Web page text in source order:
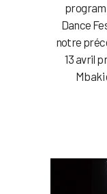
Dance
notre
13 avril
Mbaki